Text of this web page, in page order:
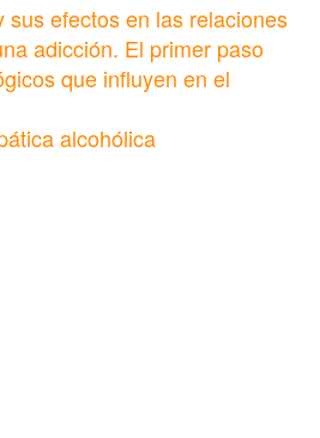
sus efectos en las relaciones
adicción. El primer paso
que influyen en el
alcohólica